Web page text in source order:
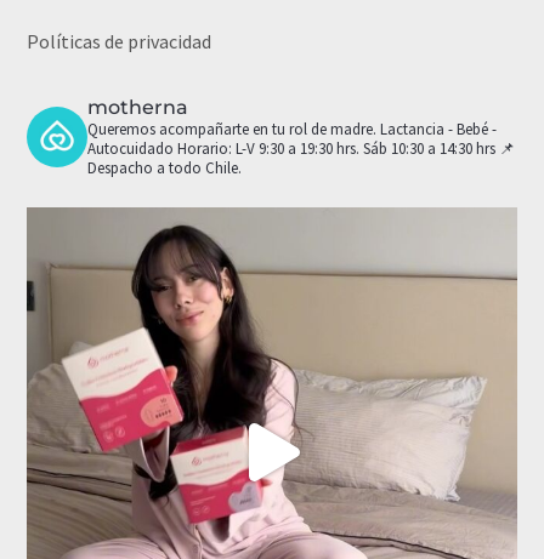
Políticas de privacidad
motherna
Queremos acompañarte en tu rol de madre. Lactancia - Bebé -
Autocuidado Horario: L-V 9:30 a 19:30 hrs. Sáb 10:30 a 14:30 hrs 📌
Despacho a todo Chile.